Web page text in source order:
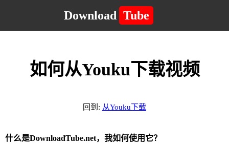
Download Tube
如何从Youku下载视频
回到: 从Youku下载
什么是DownloadTube.net，我如何使用它？